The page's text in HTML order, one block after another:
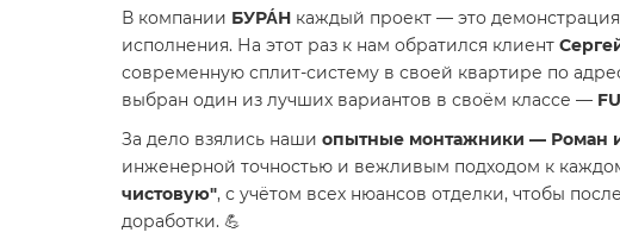
В компании БУРА́Н каждый проект — это
исполнения. На этот раз к нам обратился клиент
современную сплит-систему в своей квартире по
выбран один из лучших вариантов в своём классе —
За дело взялись наши опытные монтажники — Роман
инженерной точностью и вежливым подходом к
чистовую", с учётом всех нюансов отделки, чтобы
доработки. 💪